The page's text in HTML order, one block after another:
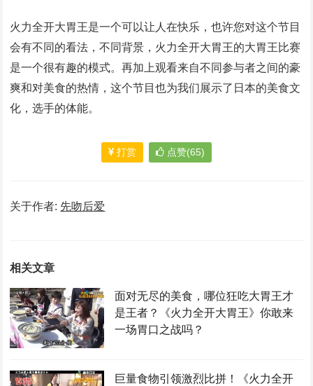
火力全开大胃王是一个可以让人在快乐，也许您对这个节目
会有不同的看法，不同背景，火力全开大胃王的大胃王比赛
是一个很有趣的模式。再加上观看来自不同参与者之间的豪
爽和对美食的热情，这个节目也为我们展示了日本的美食文
化，选手的体能。
打赏 点赞(65)
关于作者: 先吻后爱
相关文章
面对无尽的美食，哪位狂吃大胃王才
是王者？《火力全开大胃王》你敢来
一场胃口之战吗？
巨量食物引领激烈比拼！《火力全开